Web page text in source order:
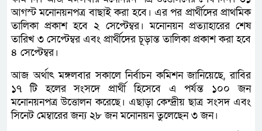
আগস্ট মনোনয়নপত্র বাছাই করা হবে। এর পর প্রার্থীদের প্রাথমিক
তালিকা প্রকাশ হবে ২ সেপ্টেম্বর। মনোনয়ন প্রত্যাহারের শেষ
তারিখ ৩ সেপ্টেম্বর এবং প্রার্থীদের চূড়ান্ত তালিকা প্রকাশ করা হবে
৪ সেপ্টেম্বর।
আজ অর্থাৎ মঙ্গলবার সকালে নির্বাচন কমিশন জানিয়েছে, রাবির
১৭ টি হলের সংসদে প্রার্থী হিসেবে এ পর্যন্ত ১০০ জন
মনোনয়নপত্র উত্তোলন করেছে। এছাড়া কেন্দ্রীয় ছাত্র সংসদ এবং
সিনেট মেম্বারের জন্য ২৮ জন মনোনয়ন তুলেছেন ৩ জন।